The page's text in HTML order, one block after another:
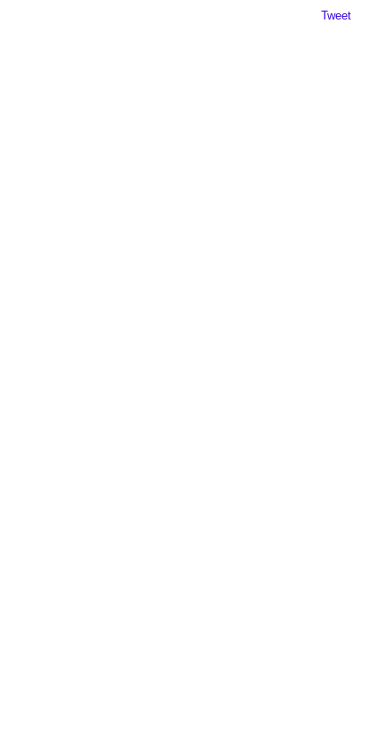
Tweet